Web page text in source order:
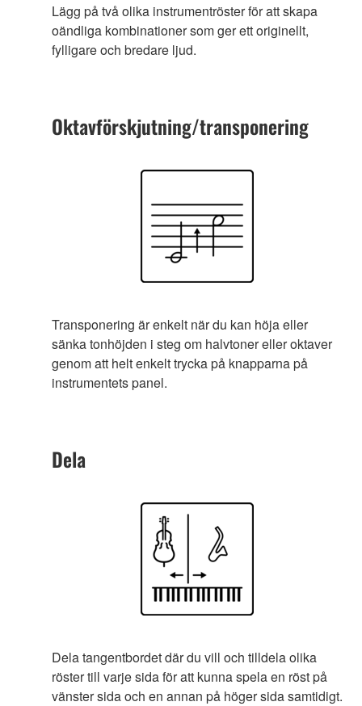
Lägg på två olika instrumentröster för att skapa
oändliga kombinationer som ger ett originellt,
fylligare och bredare ljud.
Oktavförskjutning/transponering
Transponering är enkelt när du kan höja eller
sänka tonhöjden i steg om halvtoner eller oktaver
genom att helt enkelt trycka på knapparna på
instrumentets panel.
Dela
Dela tangentbordet där du vill och tilldela olika
röster till varje sida för att kunna spela en röst på
vänster sida och en annan på höger sida samtidigt.